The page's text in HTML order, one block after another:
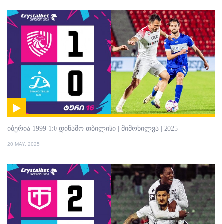
იბერია 1999 1:0 დინამო თბილისი | მიმოხილვა | 2025
20 MAY. 2025